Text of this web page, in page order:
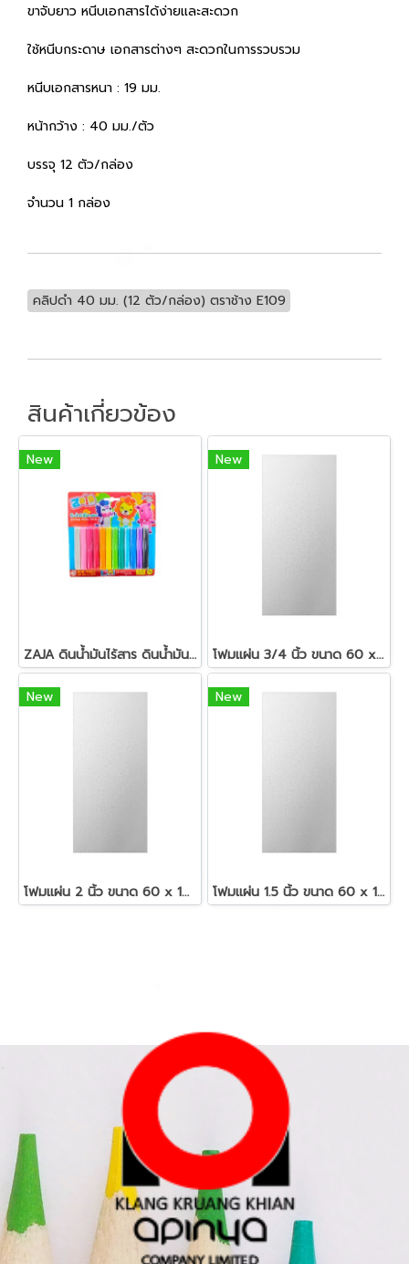
ขาจับยาว หนีบเอกสารได้ง่ายและสะดวก
ใช้หนีบกระดาษ เอกสารต่างๆ สะดวกในการรวบรวม
หนีบเอกสารหนา : 19 มม.
หน้ากว้าง : 40 มม./ตัว
บรรจุ 12 ตัว/กล่อง
จำนวน 1 กล่อง
คลิปดำ 40 มม. (12 ตัว/กล่อง) ตราช้าง E109
สินค้าเกี่ยวข้อง
New
ZAJA ดินน้ำมันไร้สาร ดินน้ำมันแท่งกลม 200 กรัม
New
โฟมแผ่น 3/4 นิ้ว ขนาด 60 x 120 ซม.สีขาว
New
โฟมแผ่น 2 นิ้ว ขนาด 60 x 120 ซม.สีขาว
New
โฟมแผ่น 1.5 นิ้ว ขนาด 60 x 120 ซม.สีขาว